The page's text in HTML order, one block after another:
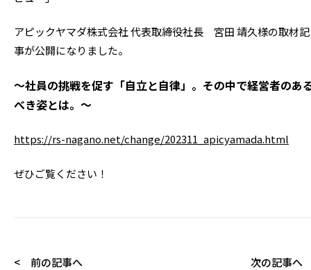
アピックヤマダ株式会社 代表取締役社長 宮田 靖久様の取材記
事が公開になりました。
～社員の挑戦を促す「自立と自律」。その中で経営者のあ
べき姿とは。 ～
https://rs-nagano.net/change/202311_apicyamada.html
ぜひご覧ください！
< 前の記事へ 次の記事